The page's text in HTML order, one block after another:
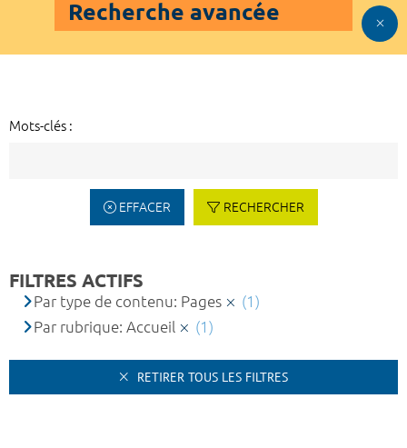
Recherche avancée
Mots-clés :
EFFACER RECHERCHER
FILTRES ACTIFS
Par type de contenu: Pages
(1)
Par rubrique: Accueil
(1)
RETIRER TOUS LES FILTRES